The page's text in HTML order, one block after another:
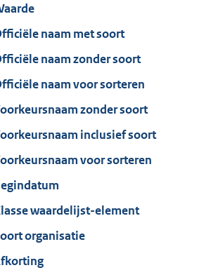
naam met soort
naam zonder soort
naam voor sorteren
zonder soort
inclusief soort
voor sorteren
waardelijst-element
organisatie